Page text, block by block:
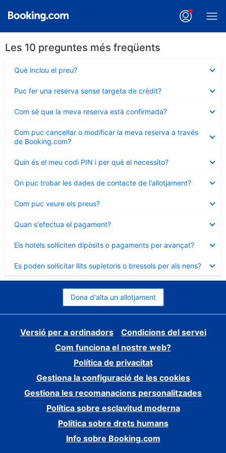
Les 10 preguntes més freqüents
Què inclou el preu?
tancat
Puc fer una reserva sense targeta de crèdit?
tancat
Com sé que la meva reserva està confirmada?
tancat
Com puc cancel·lar o modificar la meva reserva a través
de Booking.com?
tancat
Quin és el meu codi PIN i per què el necessito?
tancat
On puc trobar les dades de contacte de l'allotjament?
tancat
Com puc veure els preus?
tancat
Quan s'efectua el pagament?
tancat
Els hotels sol·liciten dipòsits o pagaments per avançat?
tancat
Es poden sol·licitar llits supletoris o bressols per als nens?
tancat
Dona d'alta un allotjament
Versió per a ordinadors
Condicions del servei
Com funciona el nostre web?
Política de privacitat
Gestiona la configuració de les cookies
Gestiona les recomanacions personalitzades
Política sobre esclavitud moderna
Política sobre drets humans
Info sobre Booking.com